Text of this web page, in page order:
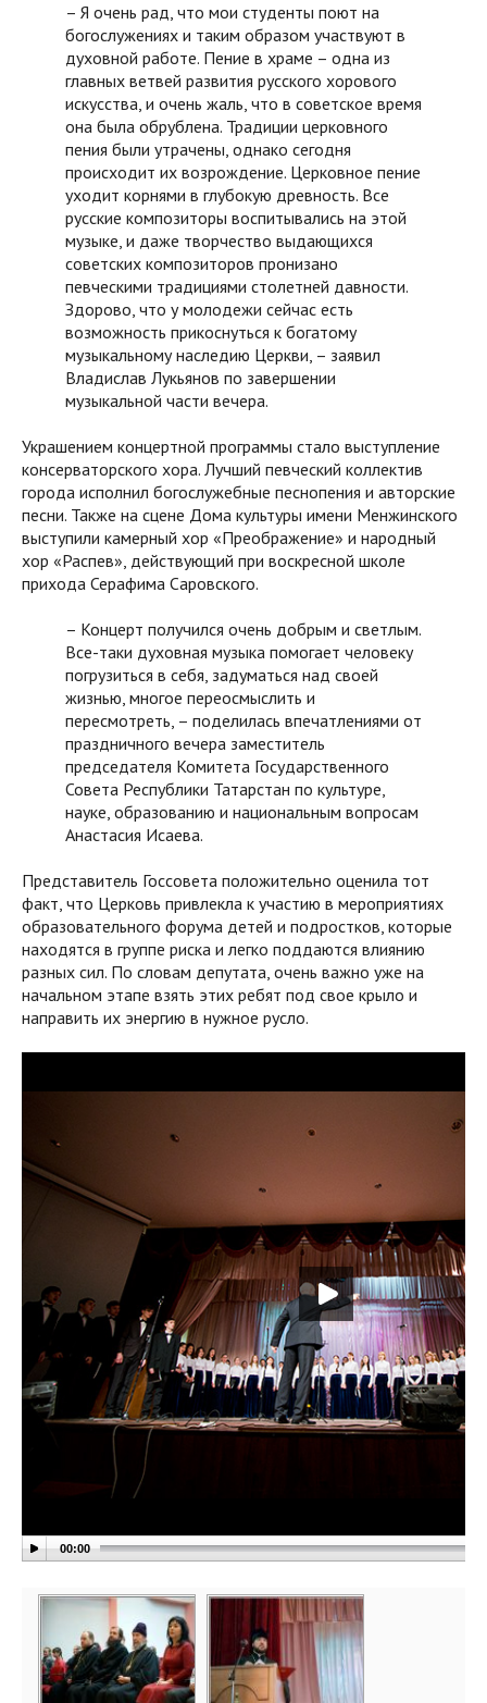
– Я очень рад, что мои студенты поют на
богослужениях и таким образом участвуют в
духовной работе. Пение в храме – одна из
главных ветвей развития русского хорового
искусства, и очень жаль, что в советское время
она была обрублена. Традиции церковного
пения были утрачены, однако сегодня
происходит их возрождение. Церковное пение
уходит корнями в глубокую древность. Все
русские композиторы воспитывались на этой
музыке, и даже творчество выдающихся
советских композиторов пронизано
певческими традициями столетней давности.
Здорово, что у молодежи сейчас есть
возможность прикоснуться к богатому
музыкальному наследию Церкви, – заявил
Владислав Лукьянов по завершении
музыкальной части вечера.
Украшением концертной программы стало выступление
консерваторского хора. Лучший певческий коллектив
города исполнил богослужебные песнопения и авторские
песни. Также на сцене Дома культуры имени Менжинского
выступили камерный хор «Преображение» и народный
хор «Распев», действующий при воскресной школе
прихода Серафима Саровского.
– Концерт получился очень добрым и светлым.
Все-таки духовная музыка помогает человеку
погрузиться в себя, задуматься над своей
жизнью, многое переосмыслить и
пересмотреть, – поделилась впечатлениями от
праздничного вечера заместитель
председателя Комитета Государственного
Совета Республики Татарстан по культуре,
науке, образованию и национальным вопросам
Анастасия Исаева.
Представитель Госсовета положительно оценила тот
факт, что Церковь привлекла к участию в мероприятиях
образовательного форума детей и подростков, которые
находятся в группе риска и легко поддаются влиянию
разных сил. По словам депутата, очень важно уже на
начальном этапе взять этих ребят под свое крыло и
направить их энергию в нужное русло.
00:00